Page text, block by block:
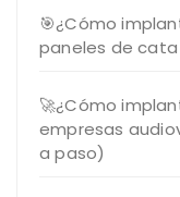
🎯¿Cómo
paneles de
🚀¿Cómo
empresas
a paso)